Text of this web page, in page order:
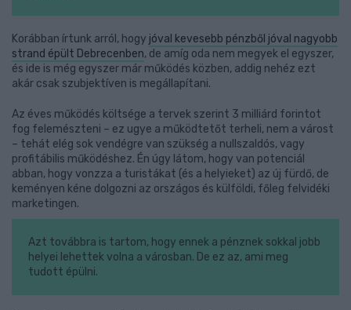
Korábban írtunk arról, hogy jóval kevesebb pénzből jóval nagyobb
strand épült Debrecenben, de amíg oda nem megyek el egyszer,
és ide is még egyszer már működés közben, addig nehéz ezt
akár csak szubjektíven is megállapítani.
Az éves működés költsége a tervek szerint 3 milliárd forintot
fog felemészteni – ez ugye a működtetőt terheli, nem a várost
– tehát elég sok vendégre van szükség a nullszaldós, vagy
profitábilis működéshez. Én úgy látom, hogy van potenciál
abban, hogy vonzza a turistákat (és a helyieket) az új fürdő, de
keményen kéne dolgozni az országos és külföldi, főleg felvidéki
marketingen.
Azt továbbra is tartom, hogy ennek a pénznek sokkal jobb
helyei lehettek volna a városban. De ez az, ami meg
tudott épülni.